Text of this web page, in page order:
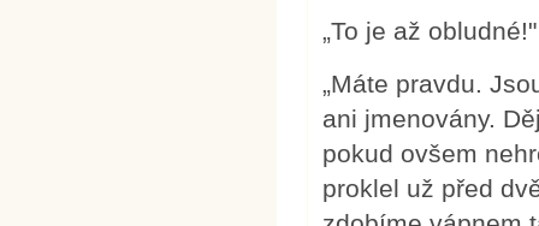
„To je až obludné!"
„Máte pravdu.
ani jmenovány.
pokud ovšem
proklel už před